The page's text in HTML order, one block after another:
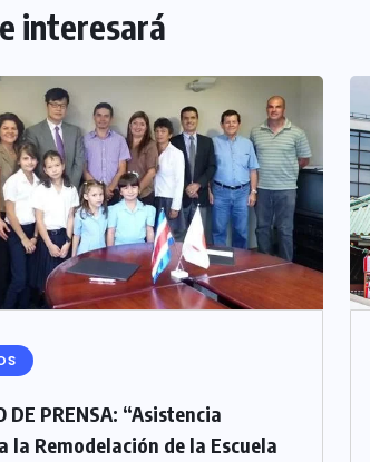
interesará
DE PRENSA: “Asistencia
la Remodelación de la Escuela